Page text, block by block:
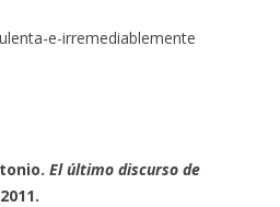
e-irremediablemente
El último discurso de